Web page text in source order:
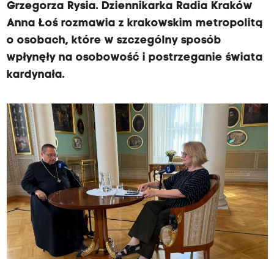
Grzegorza Rysia. Dziennikarka Radia Kraków
Anna Łoś rozmawia z krakowskim metropolitą
o osobach, które w szczególny sposób
wpłynęły na osobowość i postrzeganie świata
kardynała.